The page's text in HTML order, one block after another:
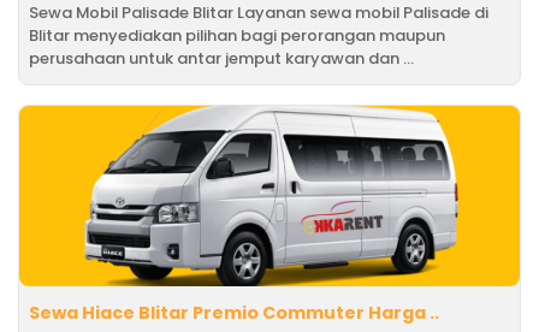
Sewa Mobil Palisade Blitar Layanan sewa mobil Palisade di
Blitar menyediakan pilihan bagi perorangan maupun
perusahaan untuk antar jemput karyawan dan ...
Sewa Hiace Blitar Premio Commuter Harga ..